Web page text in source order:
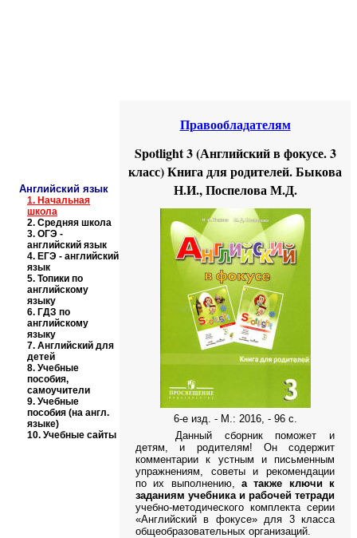
Английский язык
1. Начальная
школа
2. Средняя школа
3. ОГЭ -
английский язык
4. ЕГЭ - английский
язык
5. Топики по
английскому
языку
6. ГДЗ по
английскому
языку
7. Английский для
детей
8. Учебные
пособия,
самоучители
9. Учебные
пособия (на англ.
языке)
10. Учебные сайты
Правообладателям
Spotlight 3 (Английский в фокусе. 3
класс) Книга для родителей. Быкова
Н.И., Поспелова М.Д.
6-е изд. - М.: 2016, - 96 с.
Данный сборник поможет и
детям, и родителям! Он содержит
комментарии к устным и письменным
упражнениям, советы и рекомендации
по их выполнению, а также ключи к
заданиям учебника и рабочей тетради
учебно-методического комплекта серии
«Английский в фокусе» для 3 класса
общеобразовательных организаций.